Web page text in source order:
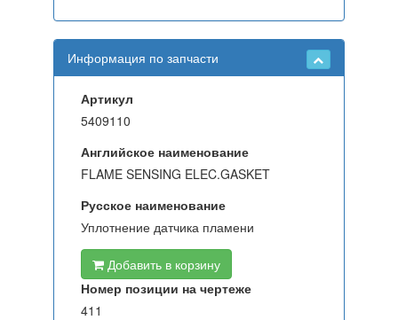
Информация по запчасти
Артикул
5409110
Английское наименование
FLAME SENSING ELEC.GASKET
Русское наименование
Уплотнение датчика пламени
Добавить в корзину
Номер позиции на чертеже
411